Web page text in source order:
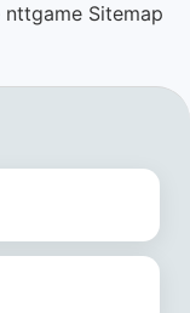
nttgame Sitemap